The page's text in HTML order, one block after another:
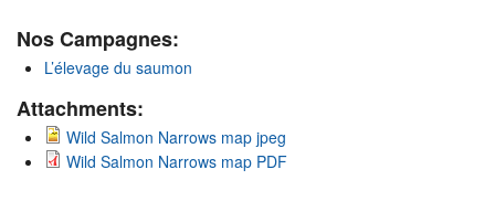
Nos Campagnes:
L’élevage du saumon
Attachments:
Wild Salmon Narrows map jpeg
Wild Salmon Narrows map PDF